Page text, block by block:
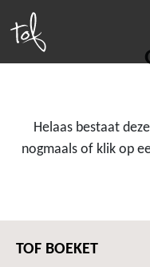
Helaas bestaat
nogmaals of klik op
TOF BOEKET